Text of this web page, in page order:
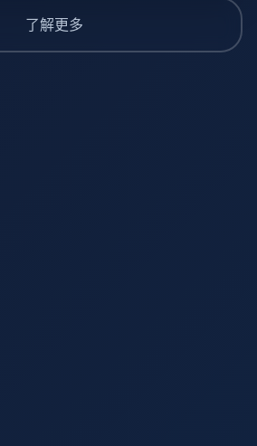
了解更多